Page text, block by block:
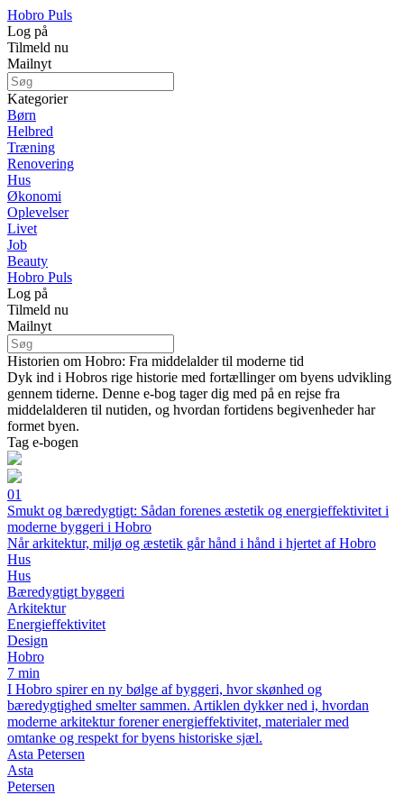
Hobro Puls
Log på
Tilmeld nu
Mailnyt
Kategorier
Børn
Helbred
Træning
Renovering
Hus
Økonomi
Oplevelser
Livet
Job
Beauty
Hobro Puls
Log på
Tilmeld nu
Mailnyt
Historien om Hobro: Fra middelalder til moderne tid
Dyk ind i Hobros rige historie med fortællinger om byens udvikling
gennem tiderne. Denne e-bog tager dig med på en rejse fra
middelalderen til nutiden, og hvordan fortidens begivenheder har
formet byen.
Tag e-bogen
01
Smukt og bæredygtigt: Sådan forenes æstetik og energieffektivitet i
moderne byggeri i Hobro
Når arkitektur, miljø og æstetik går hånd i hånd i hjertet af Hobro
Hus
Hus
Bæredygtigt byggeri
Arkitektur
Energieffektivitet
Design
Hobro
7 min
I Hobro spirer en ny bølge af byggeri, hvor skønhed og
bæredygtighed smelter sammen. Artiklen dykker ned i, hvordan
moderne arkitektur forener energieffektivitet, materialer med
omtanke og respekt for byens historiske sjæl.
Asta Petersen
Asta
Petersen